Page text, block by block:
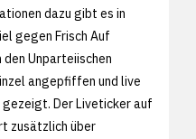
dazu gibt es in
gegen Frisch Auf
den Unparteiischen
angepfiffen und live
Der Liveticker auf
zusätzlich über